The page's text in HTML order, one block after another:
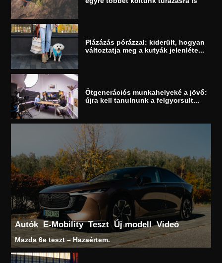
Plázázás pórázzal: kiderült, hogyan
változtatja meg a kutyák jelenléte...
Ötgenerációs munkahelyeké a jövő:
újra kell tanulnunk a felgyorsult...
Autók E-Mobility Teszt Új modell Videó
Mazda 6e teszt – Hazaértem.